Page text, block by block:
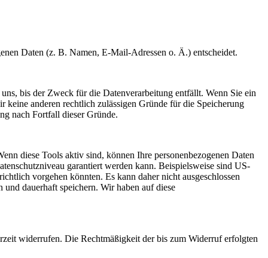
Daten (z. B. Namen, E-Mail-Adressen o. Ä.) entscheidet.
bis der Zweck für die Datenverarbeitung entfällt. Wenn Sie ein
anderen rechtlich zulässigen Gründe für die Speicherung
nach Fortfall dieser Gründe.
diese Tools aktiv sind, können Ihre personenbezogenen Daten
garantiert werden kann. Beispielsweise sind US-
vorgehen könnten. Es kann daher nicht ausgeschlossen
dauerhaft speichern. Wir haben auf diese
widerrufen. Die Rechtmäßigkeit der bis zum Widerruf erfolgten